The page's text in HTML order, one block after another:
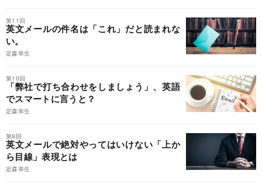
第11回
英文メールの件名は「これ」だと読まれな
い。
定森幸生
第10回
「弊社で打ち合わせをしましょう」、英語
でスマートに言うと？
定森幸生
第9回
英文メールで絶対やってはいけない「上か
ら目線」表現とは
定森幸生